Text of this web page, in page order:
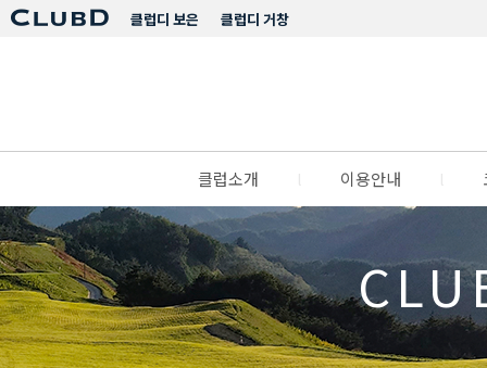
클럽디 거창
클럽디 보은
클럽소개 이용안내